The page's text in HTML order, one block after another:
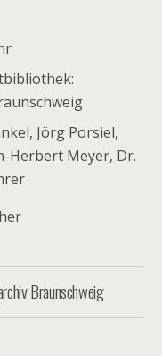
Jörg Porsiel,
Herbert Meyer, Dr.
Braunschweig